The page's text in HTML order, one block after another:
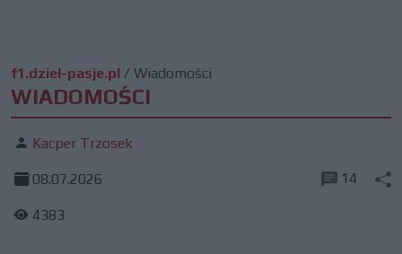
f1.dziel-pasje.pl / Wiadomości
WIADOMOŚCI
Kacper Trzosek
08.07.2026
4383
14